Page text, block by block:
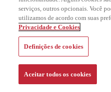
serviços, outros opcionais. Você
utilizamos de acordo com suas
Privacidade e Cookies
Definições de cookies
Aceitar todos os cookies